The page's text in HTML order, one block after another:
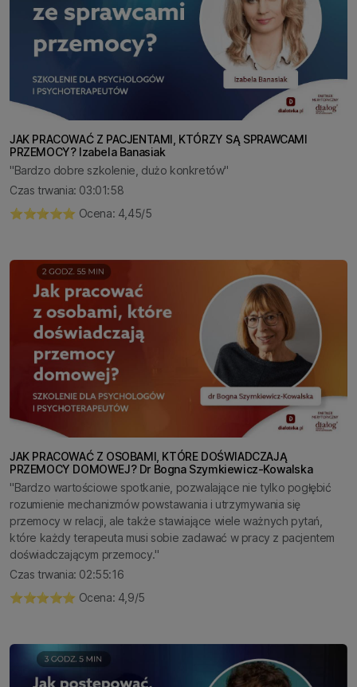
JAK PRACOWAĆ Z PACJENTAMI, KTÓRZY SĄ SPRAWCAMI
PRZEMOCY? Izabela Banasiak
"Bardzo dobre szkolenie, dużo konkretów"
Czas trwania: 03:01:58
⭐️⭐️⭐️⭐️⭐️ Ocena: 4,45/5
JAK PRACOWAĆ Z OSOBAMI, KTÓRE DOŚWIADCZAJĄ
PRZEMOCY DOMOWEJ? Dr Bogna Szymkiewicz-Kowalska
"Bardzo wartościowe spotkanie, pozwalające nie tylko pogłębić
rozumienie mechanizmów powstawania i utrzymywania się
przemocy w relacji, ale także stawiające wiele ważnych pytań,
które każdy terapeuta musi sobie zadawać w pracy z pacjentem
doświadczającym przemocy."
Czas trwania: 02:55:16
⭐️⭐️⭐️⭐️⭐️ Ocena: 4,9/5